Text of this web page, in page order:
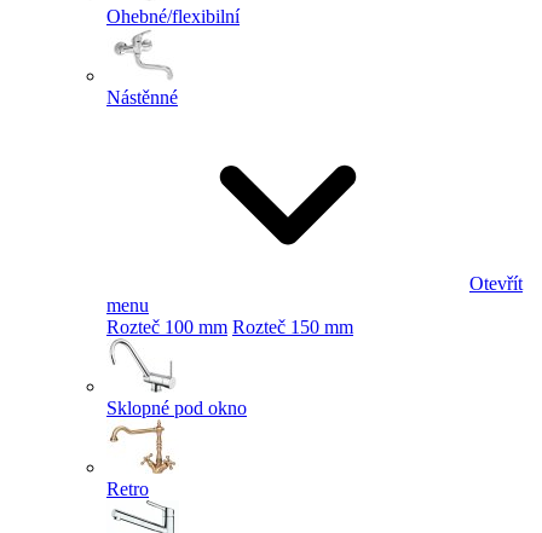
Ohebné/flexibilní
Nástěnné
Otevřít
menu
Rozteč 100 mm Rozteč 150 mm
Sklopné pod okno
Retro